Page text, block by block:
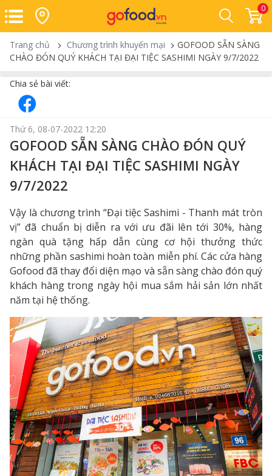
0
Trang chủ Chương trình khuyến mại
GOFOOD SẴN SÀNG
CHÀO ĐÓN QUÝ KHÁCH TẠI ĐẠI TIỆC SASHIMI NGÀY 9/7/2022
Chia sẻ bài viết:
Thứ 6, 08-07-2022 12:20
GOFOOD SẴN SÀNG CHÀO ĐÓN QUÝ
KHÁCH TẠI ĐẠI TIỆC SASHIMI NGÀY
9/7/2022
Vậy là chương trình “Đại tiệc Sashimi - Thanh mát tròn
vị” đã chuẩn bị diễn ra với ưu đãi lên tới 30%, hàng
ngàn quà tặng hấp dẫn cùng cơ hội thưởng thức
những phần sashimi hoàn toàn miễn phí. Các cửa hàng
Gofood đã thay đổi diện mạo và sẵn sàng chào đón quý
khách hàng trong ngày hội mua sắm hải sản lớn nhất
năm tại hệ thống.